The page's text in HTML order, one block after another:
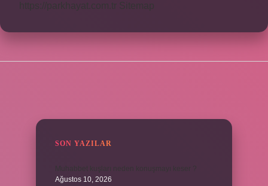
https://parkhayat.com.tr
Sitemap
SON YAZILAR
Ağustos 10, 2026